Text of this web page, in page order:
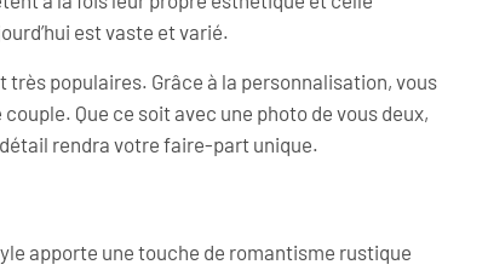
est vaste et varié.
populaires. Grâce à la personnalisation, vous
Que ce soit avec une photo de vous deux,
rendra votre faire-part unique.
apporte une touche de romantisme rustique